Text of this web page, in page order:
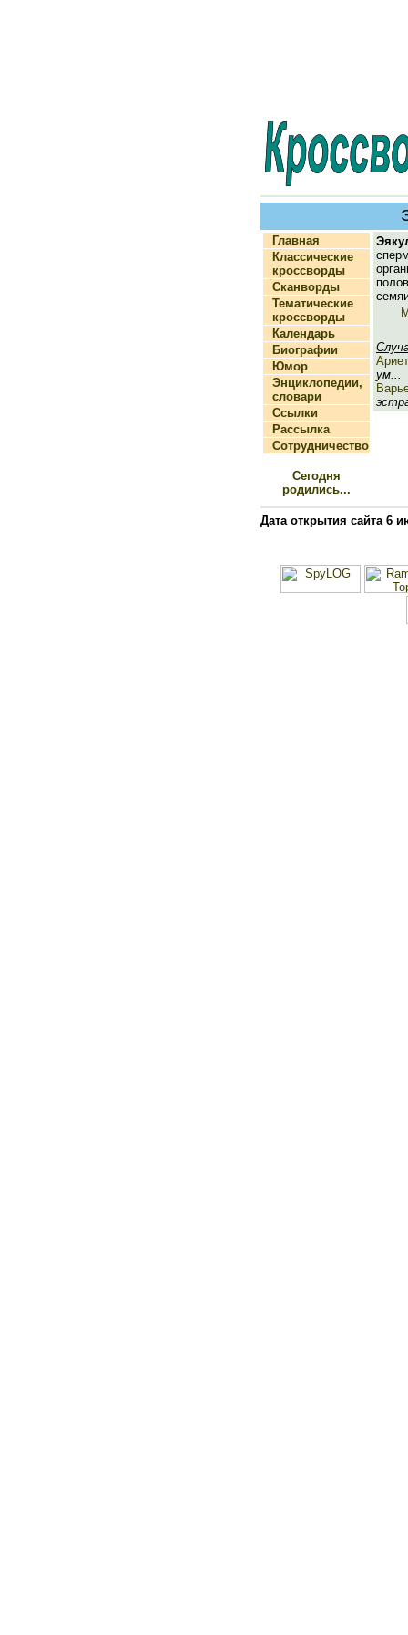
Главная
Классические
кроссворды
Сканворды
Тематические
кроссворды
Календарь
Биографии
Юмор
Энциклопедии,
словари
Ссылки
Рассылка
Сотрудничество
Сегодня
родились...
ум...
Дата открытия сайта 6